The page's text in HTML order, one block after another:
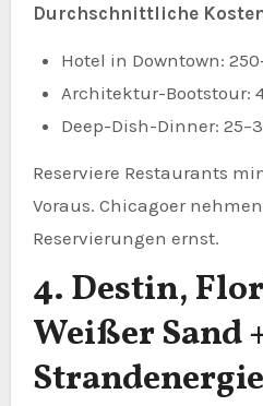
Durchschnittliche
Hotel in Downtown:
Architektur-Bootstour:
Deep-Dish-Dinner:
Reserviere Restaurants
Voraus. Chicagoer
Reservierungen ernst.
4. Destin,
Weißer Sand
Strandenergie